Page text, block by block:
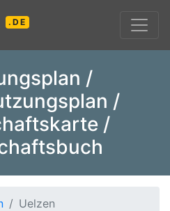
.DE
/
/
/
Uelzen